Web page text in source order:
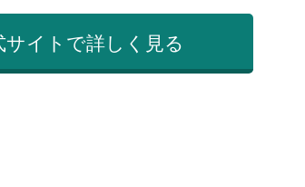
サイトで詳しく見る